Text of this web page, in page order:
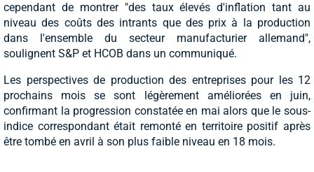
cependant de montrer "des taux élevés d'inflation tant au
niveau des coûts des intrants que des prix à la production
dans l'ensemble du secteur manufacturier allemand",
soulignent S&P et HCOB dans un communiqué.
Les perspectives de production des entreprises pour les 12
prochains mois se sont légèrement améliorées en juin,
confirmant la progression constatée en mai alors que le sous-
indice correspondant était remonté en territoire positif après
être tombé en avril à son plus faible niveau en 18 mois.